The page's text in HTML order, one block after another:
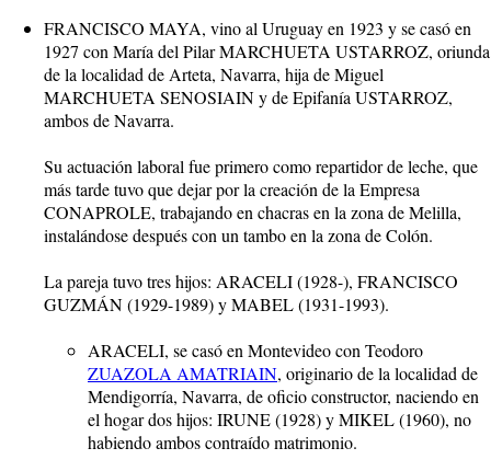
FRANCISCO MAYA, vino al Uruguay en 1923 y se casó en
1927 con María del Pilar MARCHUETA USTARROZ, oriunda
de la localidad de Arteta, Navarra, hija de Miguel
MARCHUETA SENOSIAIN y de Epifanía USTARROZ,
ambos de Navarra.
Su actuación laboral fue primero como repartidor de leche, que
más tarde tuvo que dejar por la creación de la Empresa
CONAPROLE, trabajando en chacras en la zona de Melilla,
instalándose después con un tambo en la zona de Colón.
La pareja tuvo tres hijos: ARACELI (1928-), FRANCISCO
GUZMÁN (1929-1989) y MABEL (1931-1993).
ARACELI, se casó en Montevideo con Teodoro
ZUAZOLA AMATRIAIN, originario de la localidad de
Mendigorría, Navarra, de oficio constructor, naciendo en
el hogar dos hijos: IRUNE (1928) y MIKEL (1960), no
habiendo ambos contraído matrimonio.